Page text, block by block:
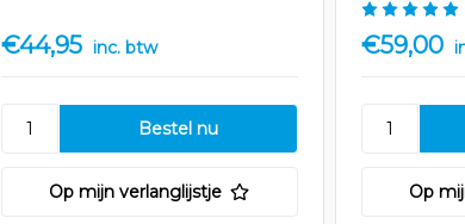
€44,95 inc. btw
Op mijn verlanglijstje
€59,00
Op